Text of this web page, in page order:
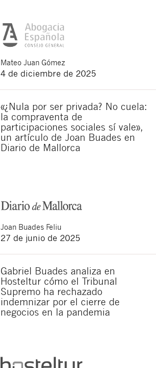
Mateo Juan Gómez
4 de diciembre de 2025
«¿Nula por ser privada? No cuela:
la compraventa de
participaciones sociales sí vale»,
un artículo de Joan Buades en
Diario de Mallorca
Joan Buades Feliu
27 de junio de 2025
Gabriel Buades analiza en
Hosteltur cómo el Tribunal
Supremo ha rechazado
indemnizar por el cierre de
negocios en la pandemia